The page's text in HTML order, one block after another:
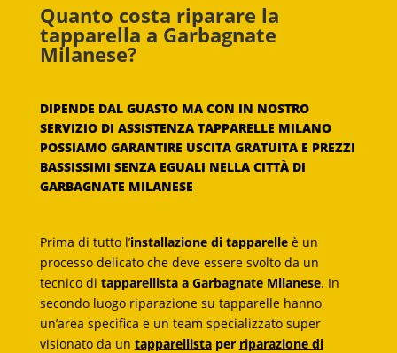
Quanto costa riparare la
tapparella a Garbagnate
Milanese?
DIPENDE DAL GUASTO MA CON IN NOSTRO
SERVIZIO DI ASSISTENZA TAPPARELLE MILANO
POSSIAMO GARANTIRE USCITA GRATUITA E PREZZI
BASSISSIMI SENZA EGUALI NELLA CITTÀ DI
GARBAGNATE MILANESE
Prima di tutto l’installazione di tapparelle è un
processo delicato che deve essere svolto da un
tecnico di tapparellista a Garbagnate Milanese. In
secondo luogo riparazione su tapparelle hanno
un’area specifica e un team specializzato super
visionato da un tapparellistaper riparazione di